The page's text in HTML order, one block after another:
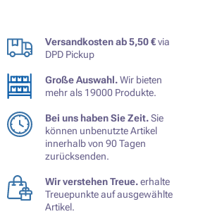
Versandkosten ab 5,50 €via
DPD Pickup
Große Auswahl.Wir bieten
mehr als 19000 Produkte.
Bei uns haben Sie Zeit.Sie
können unbenutzte Artikel
innerhalb von 90 Tagen
zurücksenden.
Wir verstehen Treue.erhalte
Treuepunkte auf ausgewählte
Artikel.